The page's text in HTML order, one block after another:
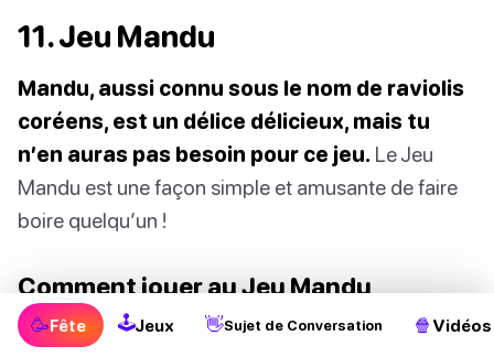
11. Jeu Mandu
Mandu, aussi connu sous le nom de raviolis
coréens, est un délice délicieux, mais tu
n’en auras pas besoin pour ce jeu. Le Jeu
Mandu est une façon simple et amusante de faire
boire quelqu’un !
Comment jouer au Jeu Mandu
Ce jeu d’alcool coréen nécessite au moins
🥳Fête 🕹Jeux 👋Sujet de Conversation 🍿 Vidéos